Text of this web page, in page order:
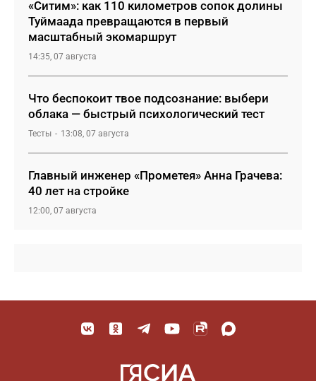
«Ситим»: как 110 километров сопок долины
Туймаада превращаются в первый
масштабный экомаршрут
14:35, 07 августа
Что беспокоит твое подсознание: выбери
облака — быстрый психологический тест
Тесты 13:08, 07 августа
Главный инженер «Прометея» Анна Грачева:
40 лет на стройке
12:00, 07 августа